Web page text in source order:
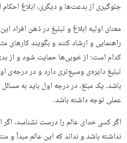
جلوگیری از بدعت‌ها و دیگری، ابلاغ احکام
معنای اولیه ابلاغ و تبلیغ در ذهن
راهنمایی و ارشاد کنند و بگویند
کدام است؛ از خوبی‌ها حمایت شود و از
تبلیغ دایره‌ی وسیع‌تری دارد و در درجه‌ی
باشد. یک مبلغ، در درجه اول باید به
عملی توجه داشته باشد.
اگر کسی خدای عالم را درست نشناسد،
نداشته باشد و نداند که این عالم مبدأ و